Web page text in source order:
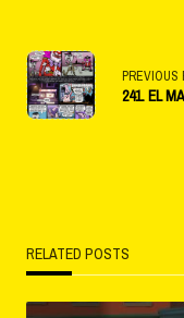
<span
class="nav-
reader-
PREVIOUS
241. EL
RELATED POSTS